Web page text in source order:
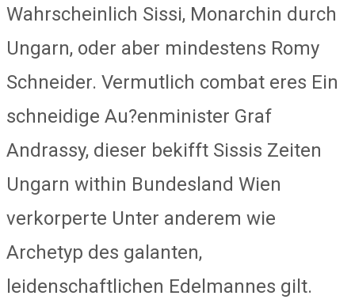
Wahrscheinlich Sissi, Monarchin durch
Ungarn, oder aber mindestens Romy
Schneider. Vermutlich combat eres Ein
schneidige Au?enminister Graf
Andrassy, dieser bekifft Sissis Zeiten
Ungarn within Bundesland Wien
verkorperte Unter anderem wie
Archetyp des galanten,
leidenschaftlichen Edelmannes gilt.